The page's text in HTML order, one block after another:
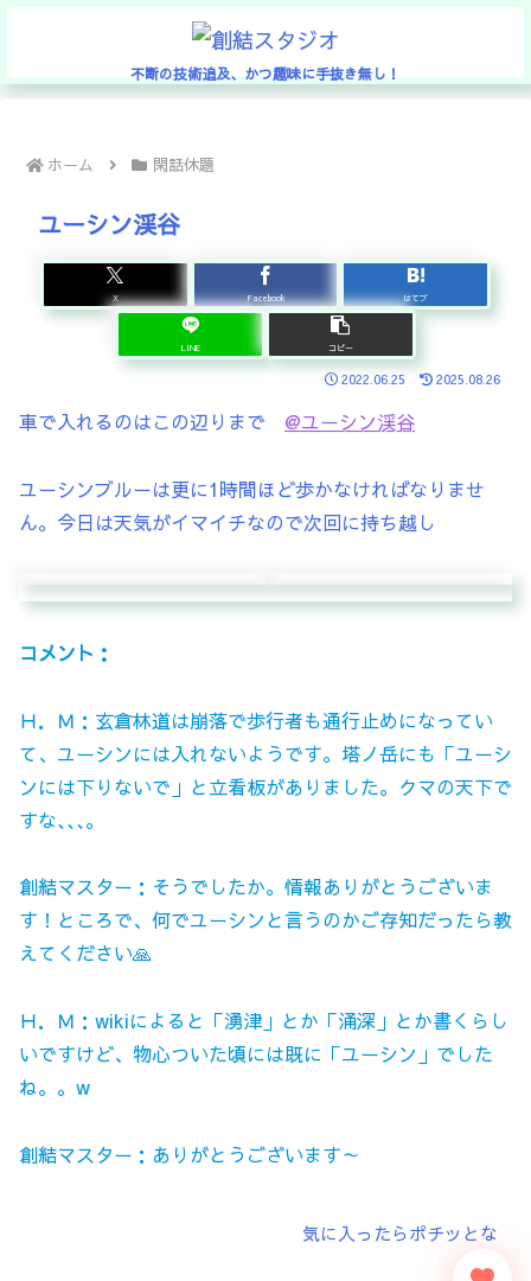
不断の技術追及、かつ趣味に手抜き無し！
ホーム 閑話休題
ユーシン渓谷
X Facebook はてブ
LINE コピー
2022.06.25 2025.08.26
車で入れるのはこの辺りまで @ユーシン渓谷
ユーシンブルーは更に1時間ほど歩かなければなりませ
ん。今日は天気がイマイチなので次回に持ち越し
コメント：
Ｈ．Ｍ：玄倉林道は崩落で歩行者も通行止めになってい
て、ユーシンには入れないようです。塔ノ岳にも「ユーシ
ンには下りないで」と立看板がありました。クマの天下で
すな､､､。
創結マスター：そうでしたか。情報ありがとうございま
す！ところで、何でユーシンと言うのかご存知だったら教
えてください🙏
Ｈ．Ｍ：wikiによると「湧津」とか「涌深」とか書くらし
いですけど、物心ついた頃には既に「ユーシン」でした
ね。。w
創結マスター：ありがとうございます～